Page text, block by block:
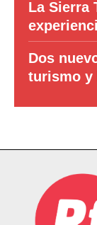
La Sierra
Dos
turismo y